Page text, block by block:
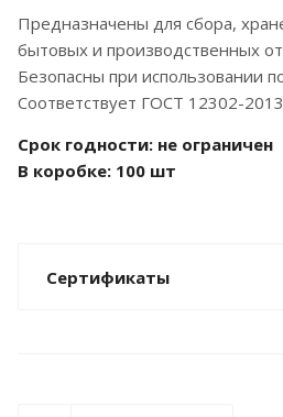
Предназначены для сбора,
бытовых и производственных
Безопасны при использовании
Соответствует ГОСТ 12302-2013
Срок годности: не ограничен
В коробке: 100 шт
Сертификаты